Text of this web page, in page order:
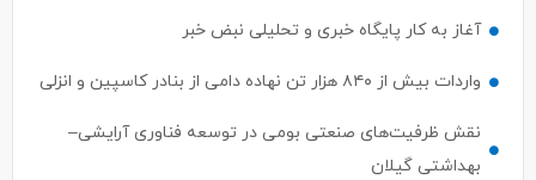
آغاز به کار پایگاه خبری و تحلیلی نبض خبر
واردات بیش از ۸۴۰ هزار تن نهاده دامی از بنادر كاسپین و انزلی
نقش ظرفیت‌های صنعتی بومی در توسعه فناوری آرایشی–
بهداشتی گیلان